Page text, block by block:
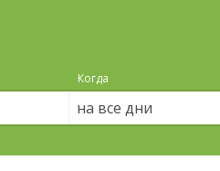
Когда
на все дни